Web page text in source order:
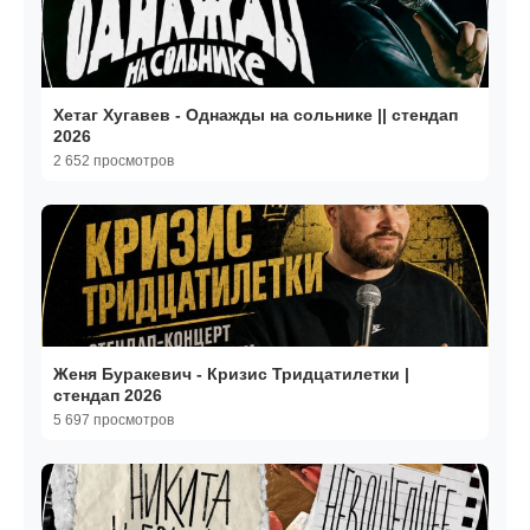
Хетаг Хугавев - Однажды на сольнике || стендап
2026
2 652 просмотров
Женя Буракевич - Кризис Тридцатилетки |
стендап 2026
5 697 просмотров